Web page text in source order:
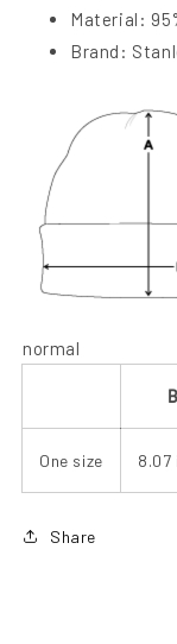
Material:
Brand:
normal
B
One size 8.07
Share